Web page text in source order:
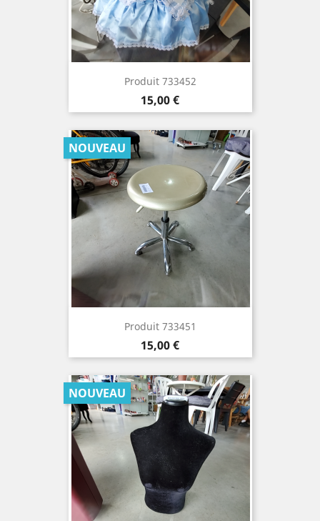
Produit 733452
Prix
15,00 €
Produit 733451
Prix
15,00 €
NOUVEAU
NOUVEAU